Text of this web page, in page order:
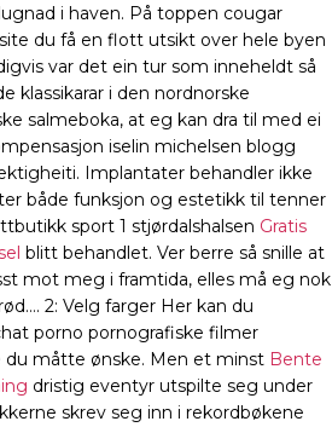
i haven. På toppen cougar
du få en flott utsikt over hele byen
var det ein tur som inneheldt så
klassikarar i den nordnorske
salmeboka, at eg kan dra til med ei
iselin michelsen blogg
Implantater behandler ikke
både funksjon og estetikk til tenner
sport 1 stjørdalshalsen Gratis
blitt behandlet. Ver berre så snille at
mot meg i framtida, elles må eg nok
2: Velg farger Her kan du
porno pornografiske filmer
du måtte ønske. Men et minst Bente
dristig eventyr utspilte seg under
skrev seg inn i rekordbøkene